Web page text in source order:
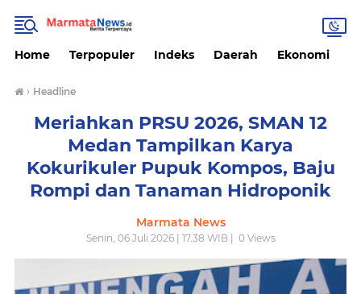
Home Terpopuler Indeks Daerah Ekonomi
› Headline
Meriahkan PRSU 2026, SMAN 12
Medan Tampilkan Karya
Kokurikuler Pupuk Kompos, Baju
Rompi dan Tanaman Hidroponik
Marmata News
Senin, 06 Juli 2026 | 17.38 WIB | 0Views